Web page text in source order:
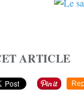
ARTICLE